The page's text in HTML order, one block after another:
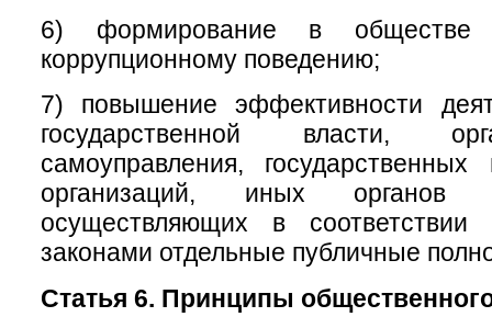
6) формирование в обществе
коррупционному поведению;
7) повышение эффективности
государственной власти,
самоуправления,
организаций, иных органов
осуществляющих в
законами отдельные публичные
Статья 6. Принципы